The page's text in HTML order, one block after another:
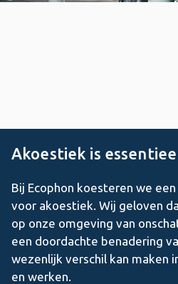
Akoestiek is
Bij Ecophon koesteren we
voor akoestiek. Wij geloven
op onze omgeving van
een doordachte benadering
wezenlijk verschil kan maken
en werken.